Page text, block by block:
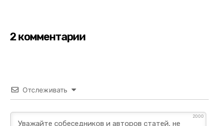
2 комментарии
Отслеживать
2000